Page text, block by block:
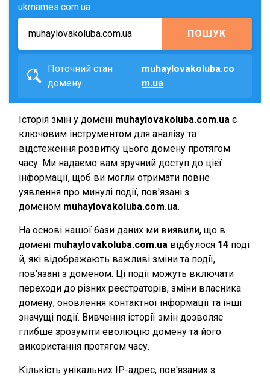
ukrnames.com.ua
ПОШУК
Поточний стан
домену
muhaylovakoluba.co
m.ua
Історія змін у домені muhaylovakoluba.com.ua є
ключовим інструментом для аналізу та
відстеження розвитку цього домену протягом
часу. Ми надаємо вам зручний доступ до цієї
інформації, щоб ви могли отримати повне
уявлення про минулі події, пов'язані з
доменом muhaylovakoluba.com.ua.
На основі нашої бази даних ми виявили, що в
домені muhaylovakoluba.com.ua відбулося 14 поді
й, які відображають важливі зміни та події,
пов'язані з доменом. Ці події можуть включати
переходи до різних реєстраторів, зміни власника
домену, оновлення контактної інформації та інші
значущі події. Вивчення історії змін дозволяє
глибше зрозуміти еволюцію домену та його
використання протягом часу.
Кількість унікальних IP-адрес, пов'язаних з